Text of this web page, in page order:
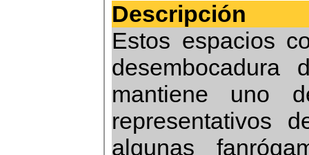
Descripción
Estos espacios
mantiene uno
representativos
algunas